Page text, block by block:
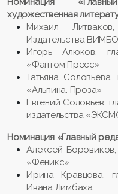
художественная
Михаил
Издательства ВИМБО
Игорь Алюков,
«Фантом Пресс»
Татьяна Соловьева,
«Альпина. Проза»
Евгений Соловьев,
издательства
Номинация «Главный
Алексей Боровиков,
«Феникс»
Ирина Кравцова,
Ивана Лимбаха